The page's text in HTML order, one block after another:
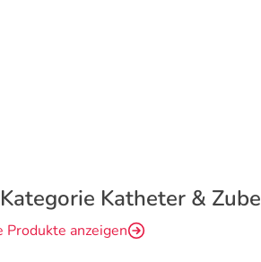
Katheter &
Produkte anzeigen